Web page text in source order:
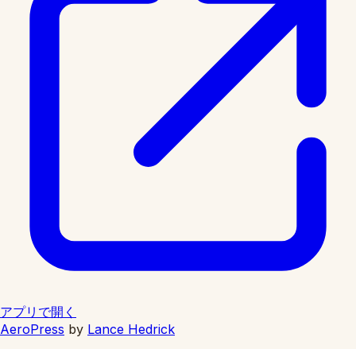
アプリで開く
AeroPress by Lance Hedrick